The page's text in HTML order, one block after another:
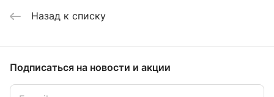
Назад к списку
Подписаться на новости и акции